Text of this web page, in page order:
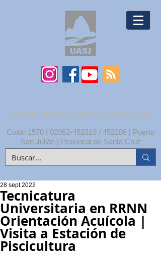
UNPA | UNIDAD ACADÉMICA SAN JULIÁN
Colón 1570 | 02962-452319 / 452186 | Puerto
San Julián | Provincia de Santa Cruz
Tecnicatura
Universitaria en RRNN
Orientación Acuícola |
Visita a Estación de
Piscicultura
28 sept 2022